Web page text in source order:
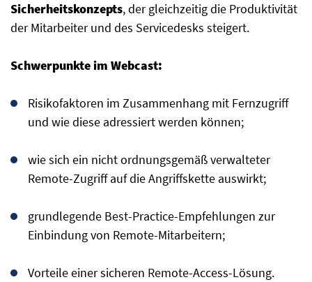
Sicherheitskonzepts, der gleichzeitig die Produktivität
der Mitarbeiter und des Servicedesks steigert.
Schwerpunkte im Webcast:
Risikofaktoren im Zusammenhang mit Fernzugriff
und wie diese adressiert werden können;
wie sich ein nicht ordnungsgemäß verwalteter
Remote-Zugriff auf die Angriffskette auswirkt;
grundlegende Best-Practice-Empfehlungen zur
Einbindung von Remote-Mitarbeitern;
Vorteile einer sicheren Remote-Access-Lösung.